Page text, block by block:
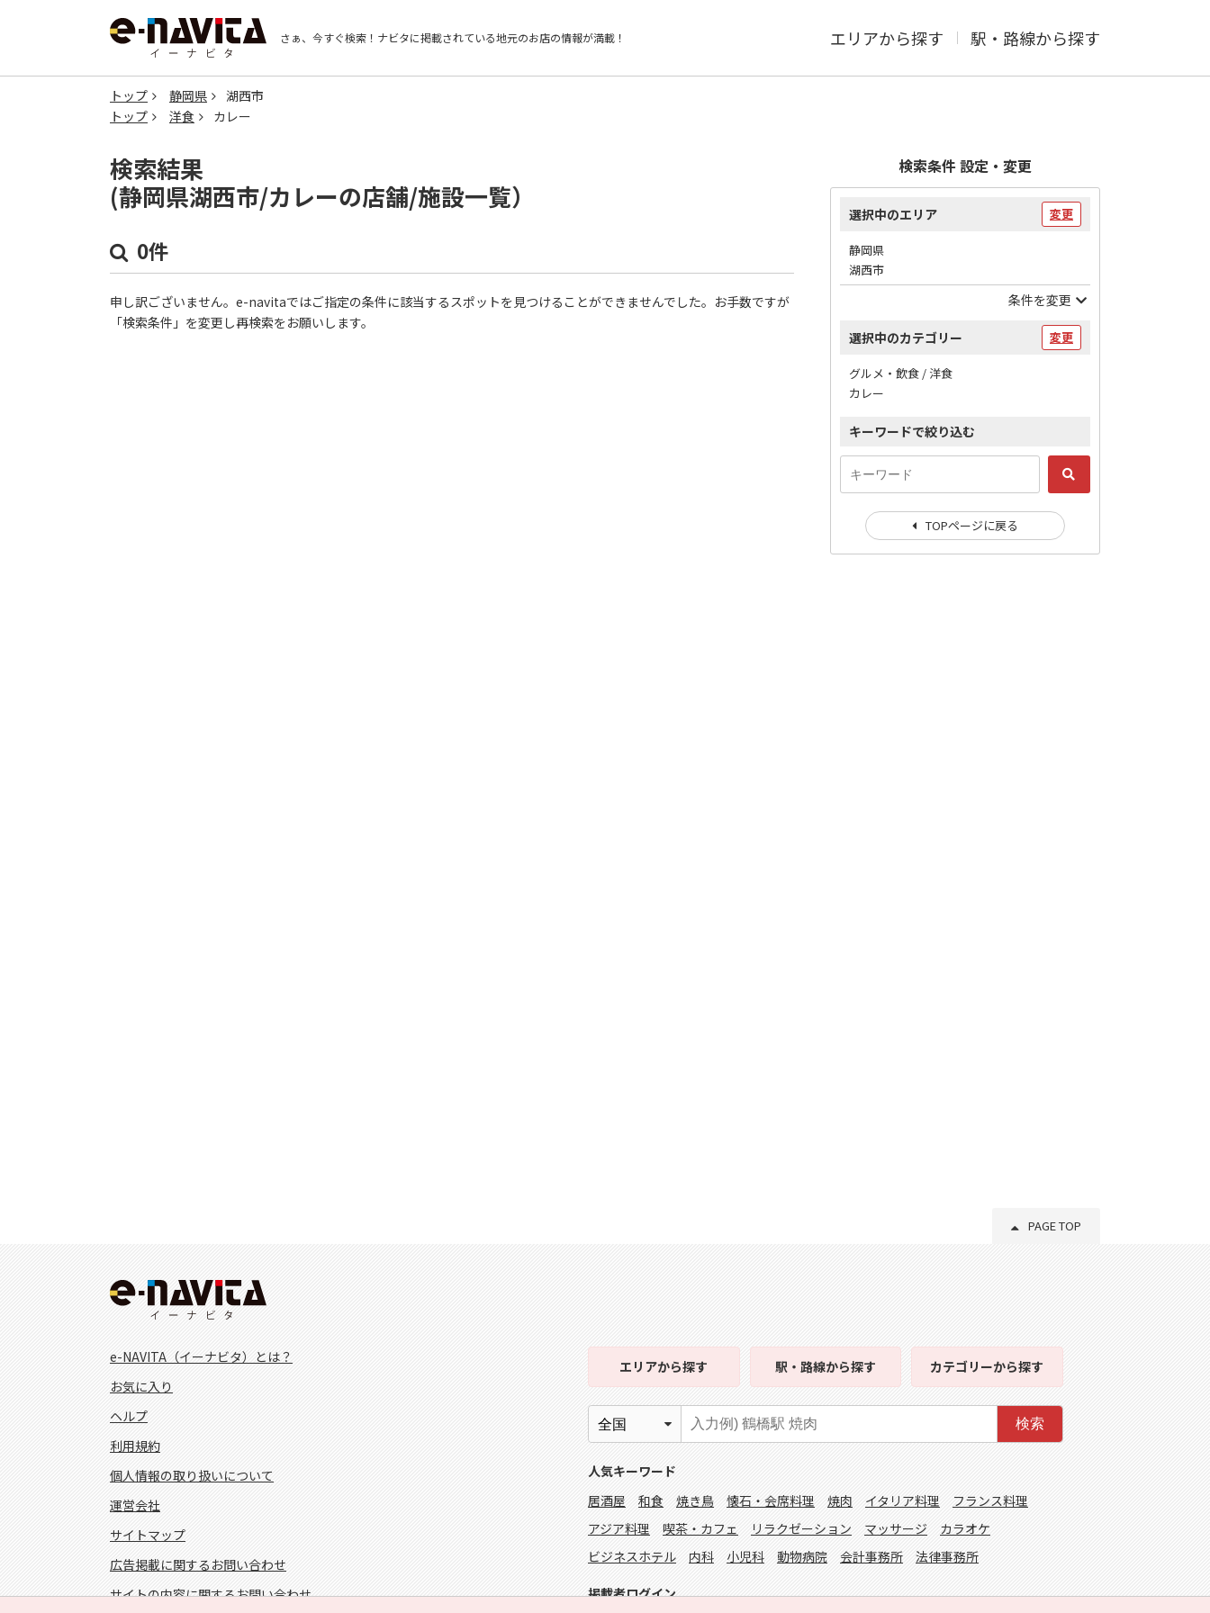
さぁ、今すぐ検索！ ナビタに掲載されている地元のお店の情報が満載！ エリアから探す 駅・路線から探す
トップ 静岡県
湖西市
トップ
洋食 カレー
検索結果
(静岡県湖西市/カレーの店舗/施設一覧）
0件
申し訳ございません。e-navitaではご指定の条件に該当するスポットを見つけることができませんでした。お手数ですが
「検索条件」を変更し再検索をお願いします。
検索条件 設定・変更
選択中のエリア 変更
静岡県
湖西市
条件を変更
選択中のカテゴリー 変更
グルメ・飲食 / 洋食
カレー
キーワードで絞り込む
TOPページに戻る
PAGE TOP
e-NAVITA（イーナビタ）とは？
お気に入り
ヘルプ
利用規約
個人情報の取り扱いについて
運営会社
サイトマップ
広告掲載に関するお問い合わせ
サイトの内容に関するお問い合わせ
エリアから探す 駅・路線から探す カテゴリーから探す
検索
人気キーワード
居酒屋
和食 焼き鳥 懐石・会席料理 焼肉 イタリア料理
フランス料理
アジア料理
喫茶・カフェ リラクゼーション マッサージ
カラオケ
ビジネスホテル
内科 小児科 動物病院 会計事務所 法律事務所
掲載者ログイン